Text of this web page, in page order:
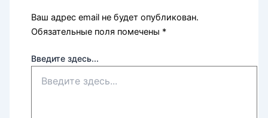
Ваш адрес email не будет опубликован.
Обязательные поля помечены *
Введите здесь...